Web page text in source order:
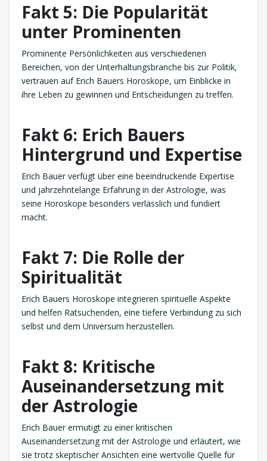
Fakt 5: Die Popularität
unter Prominenten
Prominente Persönlichkeiten aus verschiedenen
Bereichen, von der Unterhaltungsbranche bis zur Politik,
vertrauen auf Erich Bauers Horoskope, um Einblicke in
ihre Leben zu gewinnen und Entscheidungen zu treffen.
Fakt 6: Erich Bauers
Hintergrund und Expertise
Erich Bauer verfügt über eine beeindruckende Expertise
und jahrzehntelange Erfahrung in der Astrologie, was
seine Horoskope besonders verlässlich und fundiert
macht.
Fakt 7: Die Rolle der
Spiritualität
Erich Bauers Horoskope integrieren spirituelle Aspekte
und helfen Ratsuchenden, eine tiefere Verbindung zu sich
selbst und dem Universum herzustellen.
Fakt 8: Kritische
Auseinandersetzung mit
der Astrologie
Erich Bauer ermutigt zu einer kritischen
Auseinandersetzung mit der Astrologie und erläutert, wie
sie trotz skeptischer Ansichten eine wertvolle Quelle für